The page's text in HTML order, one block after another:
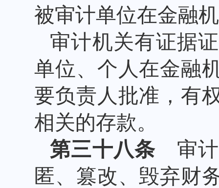
被审计单位在金融
审计机关有证据
单位、个人在金融
要负责人批准，有
相关的存款。
第三十八条 审计
匿、篡改、毁弃财